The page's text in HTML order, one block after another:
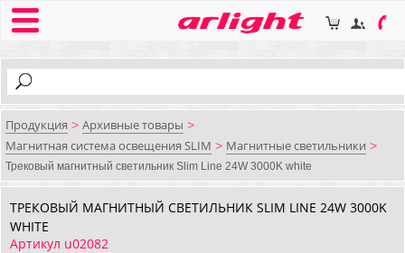
Продукция > Архивные товары >
Магнитная система освещения SLIM > Магнитные светильники >
Трековый магнитный светильник Slim Line 24W 3000K white
ТРЕКОВЫЙ МАГНИТНЫЙ СВЕТИЛЬНИК SLIM LINE 24W 3000K
WHITE
Артикул u02082